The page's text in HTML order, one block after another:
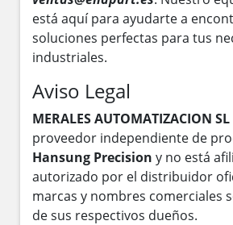
está aquí para ayudarte a
soluciones perfectas para tus
industriales.
Aviso Legal
MERALES AUTOMATIZACION SL
proveedor independiente de
Hansung Precision y no está
autorizado por el distribuidor
marcas y nombres comerciales
de sus respectivos dueños.